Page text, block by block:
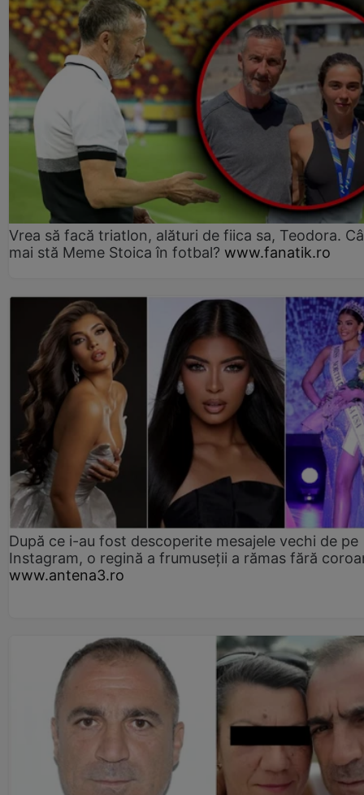
Vrea să facă triatlon, alături de fiica sa, Teodora.
mai stă Meme Stoica în fotbal? www.fanatik.ro
După ce i-au fost descoperite mesajele vechi de pe
Instagram, o regină a frumuseții a rămas fără
www.antena3.ro